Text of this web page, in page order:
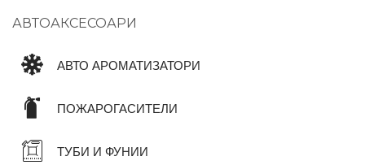
АВТОАКСЕСОАРИ
АВТО АРОМАТИЗАТОРИ
ПОЖАРОГАСИТЕЛИ
ТУБИ И ФУНИИ